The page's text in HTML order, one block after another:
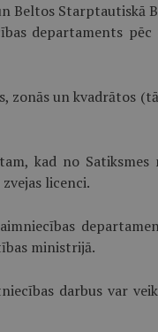
Beltos Starptautiskā
departaments
un kvadrātos
kad no
licenci.
ministrijā.
darbus var